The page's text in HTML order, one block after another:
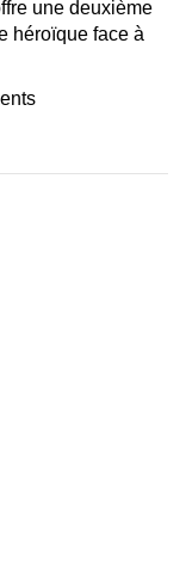
une deuxième
héroïque face à